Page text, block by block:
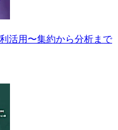
活用〜集約から分析まで